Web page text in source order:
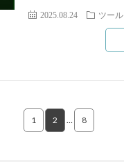
2025.08.24 ツール
1 2 … 8